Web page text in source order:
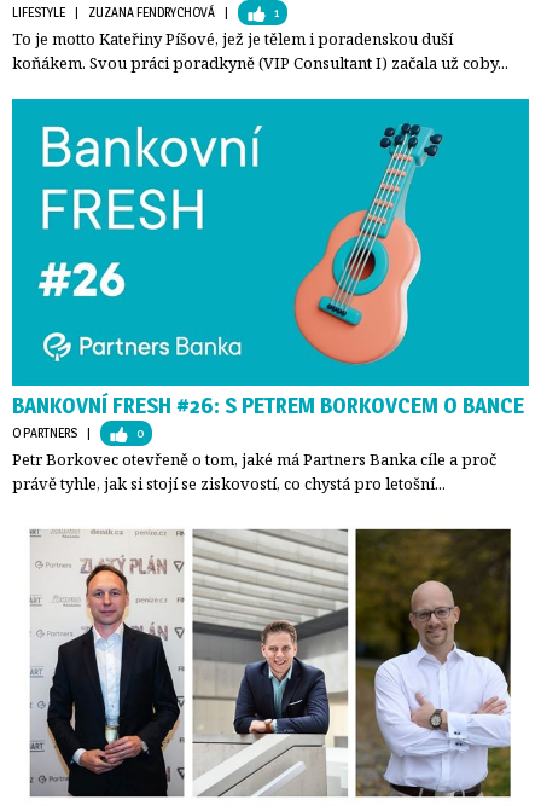
LIFESTYLE | ZUZANA FENDRYCHOVÁ | 1
To je motto Kateřiny Píšové, jež je tělem i poradenskou duší
koňákem. Svou práci poradkyně (VIP Consultant I) začala už coby...
BANKOVNÍ FRESH #26: S PETREM BORKOVCEM O BANCE
O PARTNERS | 0
Petr Borkovec otevřeně o tom, jaké má Partners Banka cíle a proč
právě tyhle, jak si stojí se ziskovostí, co chystá pro letošní...